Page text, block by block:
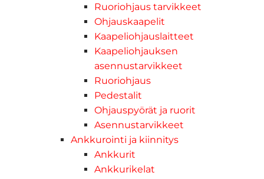
Ruoriohjaus tarvikkeet
Ohjauskaapelit
Kaapeliohjauslaitteet
Kaapeliohjauksen
asennustarvikkeet
Ruoriohjaus
Pedestalit
Ohjauspyörät ja ruorit
Asennustarvikkeet
Ankkurointi ja kiinnitys
Ankkurit
Ankkurikelat